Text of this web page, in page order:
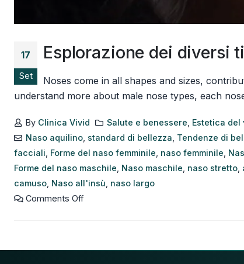
17
Set
Esplorazione dei diversi
Noses come in all shapes and sizes,
understand more about male nose types, each
By Clinica Vivid Salute e benessere Estetica del
Naso aquilino standard di bellezza Tendenze di
facciali Forme del naso femminile naso femminile
Forme del naso maschile Naso maschile naso stretto
camuso Naso all'insù naso largo
Comments Off